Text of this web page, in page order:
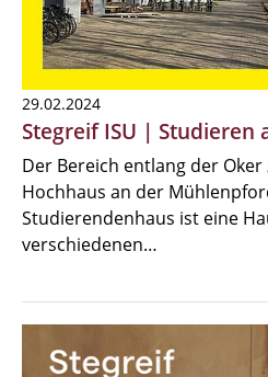
29.02.2024
Stegreif ISU | Studieren
Der Bereich entlang der Oker
Hochhaus an der
Studierendenhaus ist eine
verschiedenen…